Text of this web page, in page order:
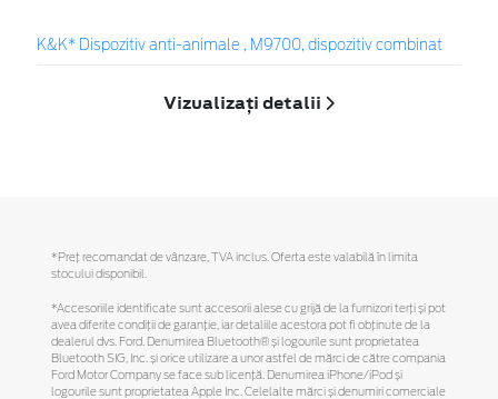
K&K* Dispozitiv anti-animale , M9700, dispozitiv combinat
Vizualizați detalii
*Preţ recomandat de vânzare, TVA inclus. Oferta este valabilă în limita
stocului disponibil.
*Accesoriile identificate sunt accesorii alese cu grijă de la furnizori terți și pot
avea diferite condiții de garanție, iar detaliile acestora pot fi obținute de la
dealerul dvs. Ford. Denumirea Bluetooth® și logourile sunt proprietatea
Bluetooth SIG, Inc. și orice utilizare a unor astfel de mărci de către compania
Ford Motor Company se face sub licență. Denumirea iPhone/iPod și
logourile sunt proprietatea Apple Inc. Celelalte mărci și denumiri comerciale